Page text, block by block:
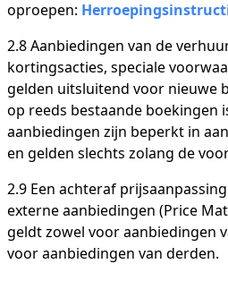
oproepen:
2.8 Aanbiedingen van de
kortingsacties, speciale
gelden uitsluitend voor nieuwe
op reeds bestaande boekingen
aanbiedingen zijn beperkt in
en gelden slechts zolang de
2.9 Een achteraf
externe aanbiedingen (Price
geldt zowel voor aanbiedingen
voor aanbiedingen van derden.